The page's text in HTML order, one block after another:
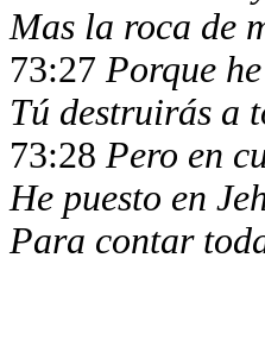
Mas la roca de
73:27 Porque
Tú destruirás a
73:28 Pero en
He puesto en
Para contar